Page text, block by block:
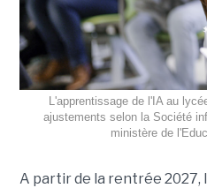
L'apprentissage de l'IA au
ajustements selon la Société
ministère de
A partir de la rentrée